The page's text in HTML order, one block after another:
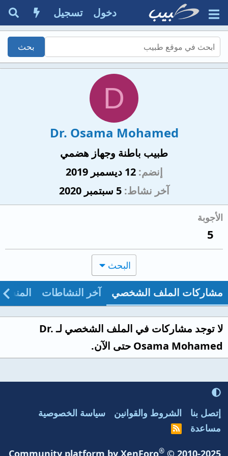
دخول تسجيل
D
Dr. Osama Mohamed
طبيب باطنة وجهاز هضمي
إنضم 12 ديسمبر 2019
آخر نشاط 5 سبتمبر 2020
الأجوبة
5
البحث
مشاركات الملف الشخصي آخر النشاطات
لا توجد مشاركات في الملف الشخصي لـ Dr.
Osama Mohamed حتى الآن.
إتصل بنا الشروط والقوانين
سياسة الخصوصية
مساعدة
R
S
Community platform by XenForo® © 2010-2025